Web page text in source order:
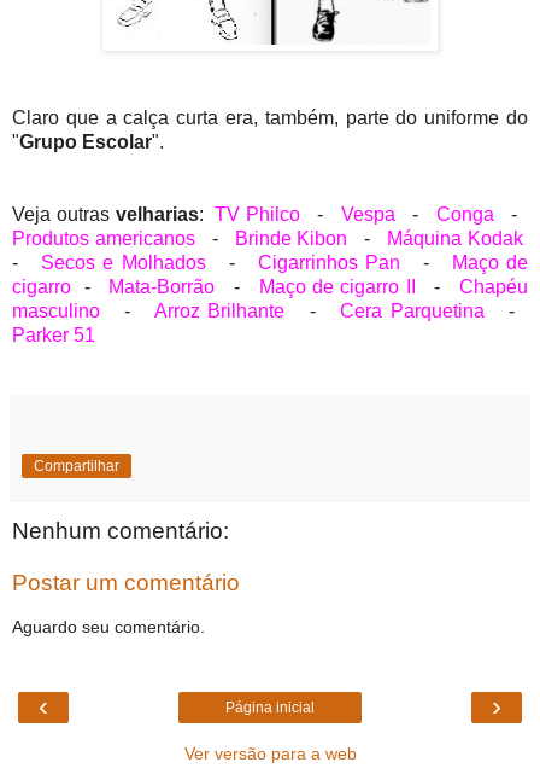
Claro que a calça curta era, também, parte do uniforme do
"Grupo Escolar".
Veja outras velharias:TV Philco - Vespa - Conga -
Produtos americanos- Brinde Kibon - Máquina Kodak
- Secos e Molhados- Cigarrinhos Pan -
Maço de
cigarro - Mata-Borrão - Maço de cigarro II - Chapéu
masculino - Arroz Brilhante -Cera Parquetina -
Parker 51
Compartilhar
Nenhum comentário:
Postar um comentário
Aguardo seu comentário.
‹ ›
Página inicial
Ver versão para a web